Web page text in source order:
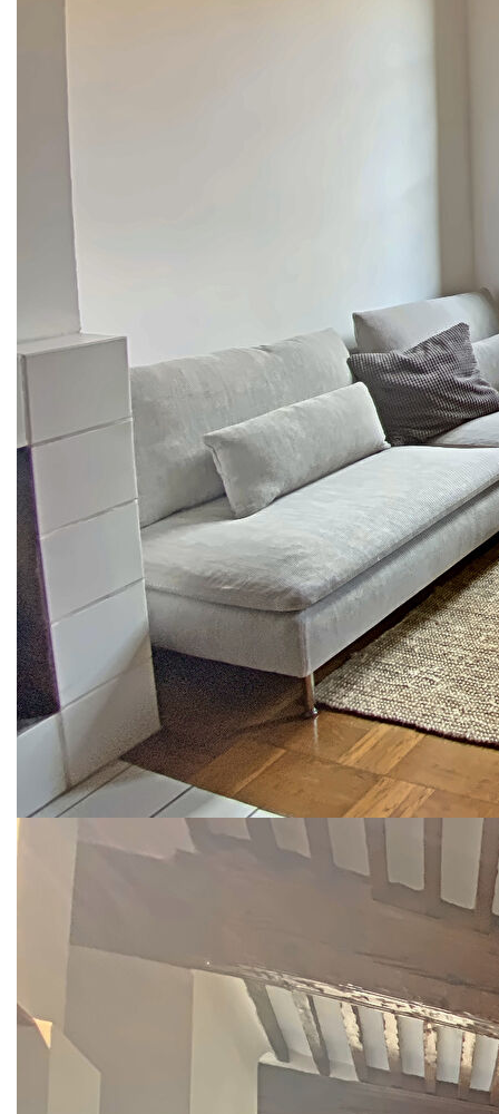
pièces, d'une surface de 43,25 m², situé au 3ème et
dernier étage dans le quartier prisé des Prêcheurs à
Aix-en-Provence.
Ce bien en très bon état offre un séjour spacieux
de 29,24 m² avec une cuisine américaine équipée,
L'appartement comprend une chambre cet une
salle de bain avec toilette.
Vous apprécierez la proximité de plusieurs
établissements scolaires tels que le Lycée Sacré-
Coeur, le Collège des Prêcheurs, l'École Primaire
Privée Jeanne d'Arc, l'École primaire privée Saint-
Joseph et le Collège privé Saint-Joseph. De
nombreux restaurants, boulangeries, médecins,
dentistes et pharmacies sont également
accessibles à pied, facilitant votre quotidien. Ce
bien est disponible à la location à partir du 13 juin
2026, sous bail habitation. Contactez l'agence
MYPROJECT-IMMO pour organiser une visite et saisir
cette opportunité unique dans un cadre de vie
agréable et pratique.
Loyer 897 euros par mois charges comprises dont
60 euros par mois de provisions sur charges
soumises à régularisation annuelle (Charges de
copropriété, eau froide). Dépôt de garantie
1674euros. Honoraires charge locataire : visite,
constitution du dossier, rédaction du bail 436.39
euros TTC, établissement de l'état des lieux 131.04
DPE réalisé le 16/10/2025.
Montant estimé des dépenses annuelles d'énergie
pour un usage standard : entre 840 € et 1170 € par
an. Prix moyens des énergies indexés sur l'année
2021 (abonnements compris).
Consommation énergie primaire : 342 kWh/m²/an.
Consommation énergie finale : 149 kWh/m²/an.